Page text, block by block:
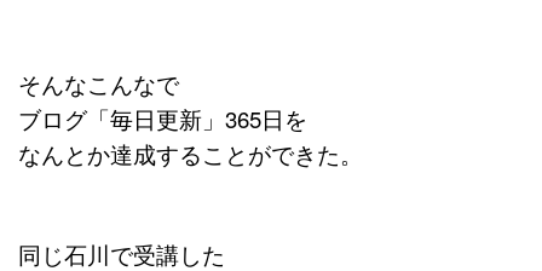
そんなこんなで
ブログ「毎日更新」365日を
なんとか達成することができた。
同じ石川で受講した